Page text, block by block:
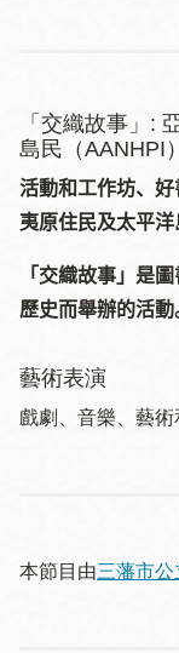
「交織故事」:
島民（AANHPI
活動和工作坊、
夷原住民及太平洋
「交織故事」是
歷史而舉辦的活動
藝術表演
戲劇、音樂、藝術
本節目由三藩市